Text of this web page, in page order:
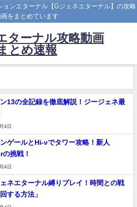
ンエターナル【Gジェネエターナル】の攻略
をまとめています
ターナル攻略動画
とめ速報
13の全記録を徹底解説！ジージェネ最
4日
ゲールとHi-νでタワー攻略！新人
挑戦！
4日
ェネエターナル縛りプレイ！時間との戦
する方法」